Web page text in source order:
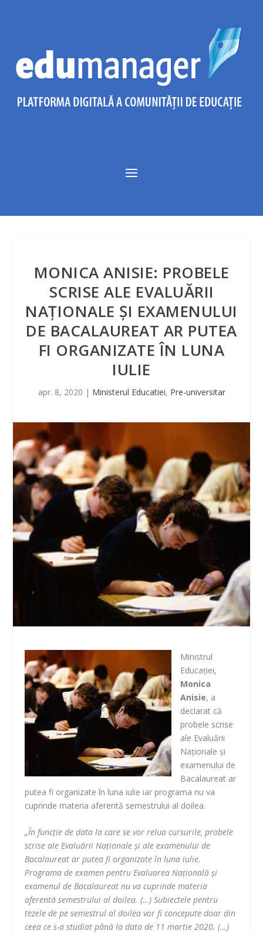
MONICA ANISIE: PROBELE
SCRISE ALE EVALUĂRII
NAŢIONALE ŞI EXAMENULUI
DE BACALAUREAT AR PUTEA
FI ORGANIZATE ÎN LUNA
IULIE
apr. 8, 2020 | Ministerul Educatiei, Pre-universitar
Ministrul
Educaţiei,
Monica
Anisie, a
declarat că
probele scrise
ale Evaluării
Naţionale şi
examenului de
Bacalaureat ar
putea fi organizate în luna iulie iar programa nu va
cuprinde materia aferentă semestrului al doilea.
„În funcţie de data la care se vor relua cursurile, probele
scrise ale Evaluării Naţionale şi ale examenului de
Bacalaureat ar putea fi organizate în luna iulie.
Programa de examen pentru Evaluarea Naţională şi
examenul de Bacalaureat nu va cuprinde materia
aferentă semestrului al doilea. (…) Subiectele pentru
tezele de pe semestrul al doilea vor fi concepute doar din
ceea ce s-a studiat până la data de 11 martie 2020. (…)